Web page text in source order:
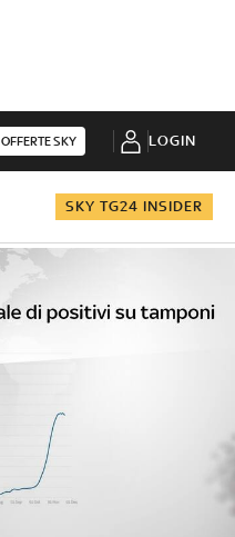
OFFERTE SKY LOGIN
SKY TG24 INSIDER